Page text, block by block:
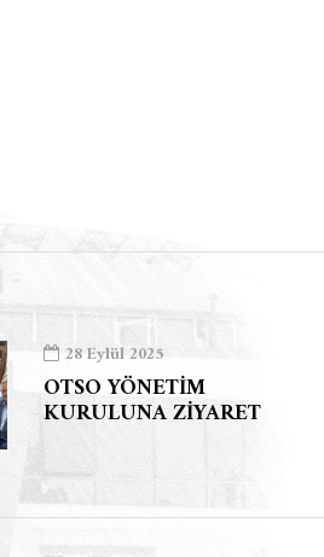
28 Eylül 2025
OTSO YÖNETİM
KURULUNA ZİYARET